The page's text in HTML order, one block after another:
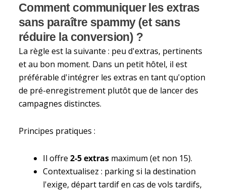
Comment communiquer les extras
sans paraître spammy (et sans
réduire la conversion) ?
La règle est la suivante : peu d'extras, pertinents
et au bon moment. Dans un petit hôtel, il est
préférable d'intégrer les extras en tant qu'option
de pré-enregistrement plutôt que de lancer des
campagnes distinctes.
Principes pratiques :
Il offre 2-5 extrasmaximum (et non 15).
Contextualisez : parking si la destination
l'exige, départ tardif en cas de vols tardifs,